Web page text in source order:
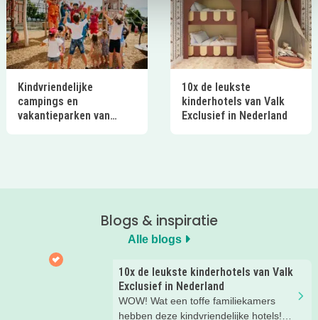
Kindvriendelijke
campings en
vakantieparken van
10x de leukste
kinderhotels van Valk
Exclusief in Nederland
Blogs & inspiratie
Alle blogs
10x de leukste kinderhotels van Valk
Exclusief in Nederland
WOW! Wat een toffe familiekamers
hebben deze kindvriendelijke hotels!